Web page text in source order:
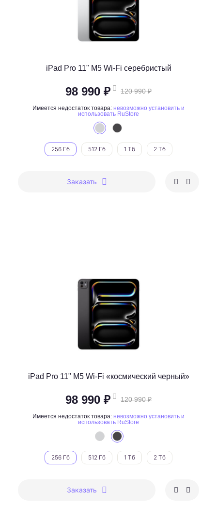
iPad Pro 11" M5 Wi-Fi серебристый
98 990 ₽ 120 990 ₽
Имеется недостаток товара: невозможно установить и
использовать RuStore
256 Гб 512 Гб 1 Тб 2 Тб
Заказать
iPad Pro 11" M5 Wi-Fi «космический черный»
98 990 ₽ 120 990 ₽
Имеется недостаток товара: невозможно установить и
использовать RuStore
256 Гб 512 Гб 1 Тб 2 Тб
Заказать